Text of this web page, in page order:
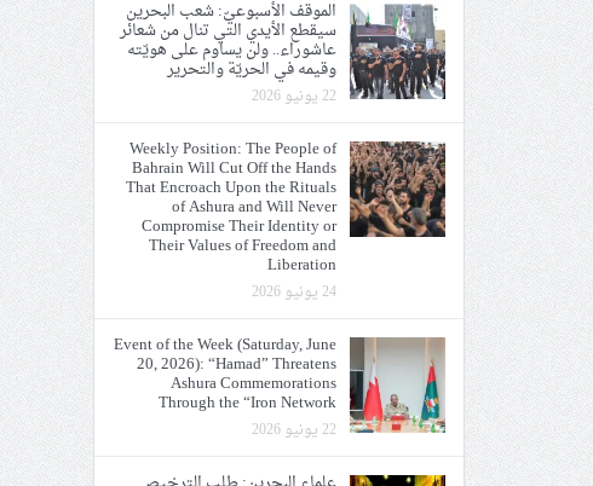
الموقف الأسبوعيّ: شعب البحرين
سيقطع الأيدي التي تنال من شعائر
عاشوراء.. ولن يساوم على هويّته
وقيمه في الحريّة والتحرير
22 يونيو 2026
Weekly Position: The People of
Bahrain Will Cut Off the Hands
That Encroach Upon the Rituals
of Ashura and Will Never
Compromise Their Identity or
Their Values of Freedom and
Liberation
24 يونيو 2026
Event of the Week (Saturday, June
20, 2026): “Hamad” Threatens
Ashura Commemorations
Through the “Iron Network
22 يونيو 2026